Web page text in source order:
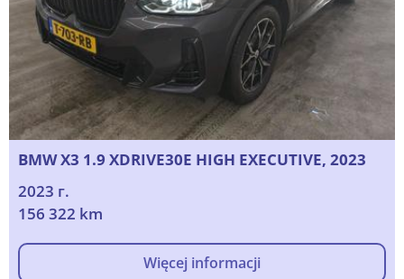
BMW X3 1.9 XDRIVE30E HIGH EXECUTIVE, 2023
2023 г.
156 322 km
Więcej informacji